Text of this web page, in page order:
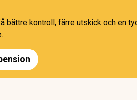
bättre kontroll, färre utskick och en